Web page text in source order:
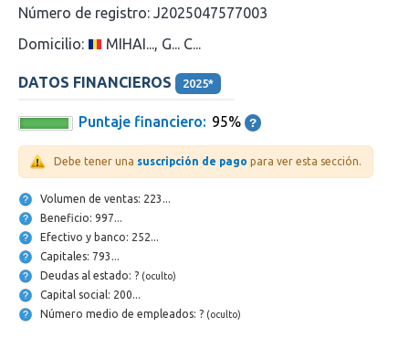
Número de registro: J2025047577003
Domicilio:
MIHAI..., G... C...
DATOS FINANCIEROS 2025*
Puntaje financiero: 95%
Debe tener una suscripción de pago para ver esta sección.
Volumen de ventas: 223...
Beneficio: 997...
Efectivo y banco: 252...
Capitales: 793...
Deudas al estado: ? (oculto)
Capital social: 200...
Número medio de empleados: ? (oculto)